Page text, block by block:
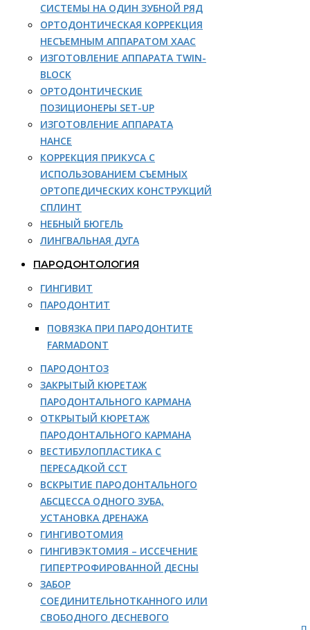
СИСТЕМЫ НА ОДИН ЗУБНОЙ РЯД
ОРТОДОНТИЧЕСКАЯ КОРРЕКЦИЯ
НЕСЪЕМНЫМ АППАРАТОМ ХААС
ИЗГОТОВЛЕНИЕ АППАРАТА TWIN-
BLOCK
ОРТОДОНТИЧЕСКИЕ
ПОЗИЦИОНЕРЫ SET-UP
ИЗГОТОВЛЕНИЕ АППАРАТА
НАНСЕ
КОРРЕКЦИЯ ПРИКУСА С
ИСПОЛЬЗОВАНИЕМ СЪЕМНЫХ
ОРТОПЕДИЧЕСКИХ КОНСТРУКЦИЙ
СПЛИНТ
НЕБНЫЙ БЮГЕЛЬ
ЛИНГВАЛЬНАЯ ДУГА
ПАРОДОНТОЛОГИЯ
ГИНГИВИТ
ПАРОДОНТИТ
ПОВЯЗКА ПРИ ПАРОДОНТИТЕ
FARMADONT
ПАРОДОНТОЗ
ЗАКРЫТЫЙ КЮРЕТАЖ
ПАРОДОНТАЛЬНОГО КАРМАНА
ОТКРЫТЫЙ КЮРЕТАЖ
ПАРОДОНТАЛЬНОГО КАРМАНА
ВЕСТИБУЛОПЛАСТИКА С
ПЕРЕСАДКОЙ ССТ
ВСКРЫТИЕ ПАРОДОНТАЛЬНОГО
АБСЦЕССА ОДНОГО ЗУБА,
УСТАНОВКА ДРЕНАЖА
ГИНГИВОТОМИЯ
ГИНГИВЭКТОМИЯ – ИССЕЧЕНИЕ
ГИПЕРТРОФИРОВАННОЙ ДЕСНЫ
ЗАБОР
СОЕДИНИТЕЛЬНОТКАННОГО ИЛИ
СВОБОДНОГО ДЕСНЕВОГО